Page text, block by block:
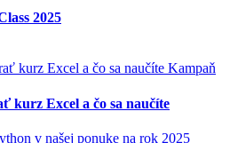
2025
Kampaň
kurz Excel a čo sa naučíte